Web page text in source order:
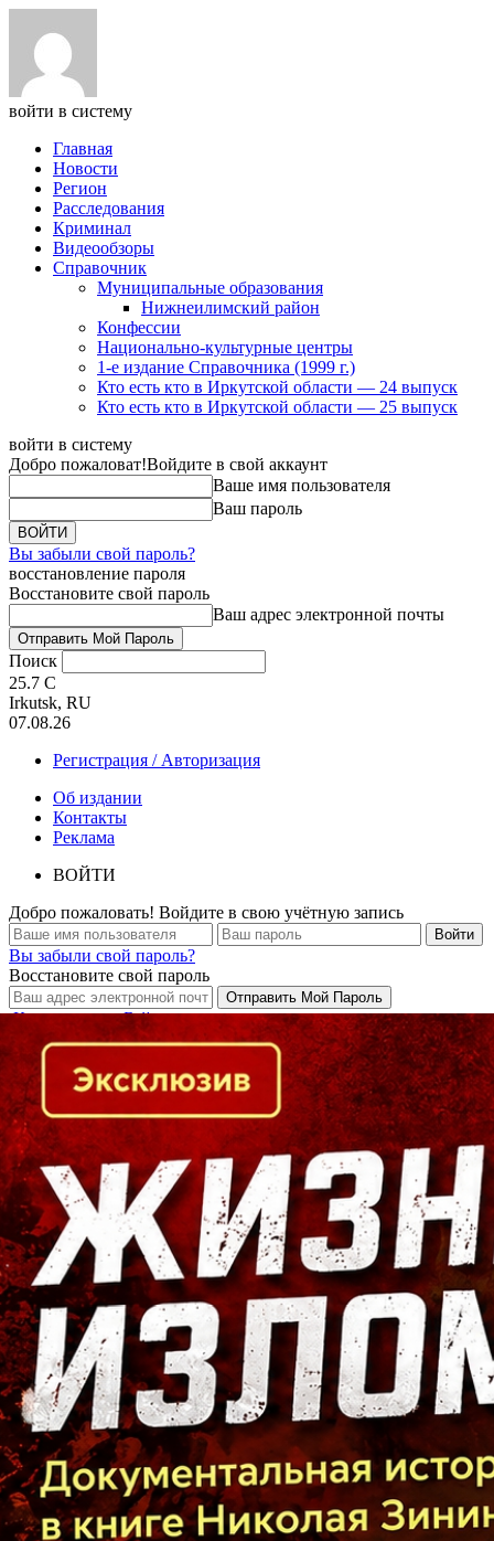
войти в систему
Главная
Новости
Регион
Расследования
Криминал
Видеообзоры
Справочник
Муниципальные образования
Нижнеилимский район
Конфессии
Национально-культурные центры
1-е издание Справочника (1999 г.)
Кто есть кто в Иркутской области — 24 выпуск
Кто есть кто в Иркутской области — 25 выпуск
войти в систему
Добро пожаловат!Войдите в свой аккаунт
Ваше имя пользователя
Ваш пароль
Вы забыли свой пароль?
восстановление пароля
Восстановите свой пароль
Ваш адрес электронной почты
Поиск
25.7 C
Irkutsk, RU
07.08.26
Регистрация / Авторизация
Об издании
Контакты
Реклама
ВОЙТИ
Добро пожаловать! Войдите в свою учётную запись
Вы забыли свой пароль?
Восстановите свой пароль
Кто есть кто в Байкальском регионе